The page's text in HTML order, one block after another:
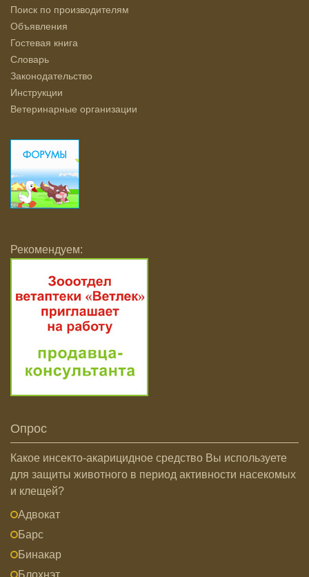
Поиск по производителям
Объявления
Гостевая книга
Словарь
Законодательство
Инструкции
Ветеринарные организации
Рекомендуем:
Опрос
Какое инсекто-акарицидное средство Вы используете
для защиты животного в период активности насекомых
и клещей?
Адвокат
Барс
Бинакар